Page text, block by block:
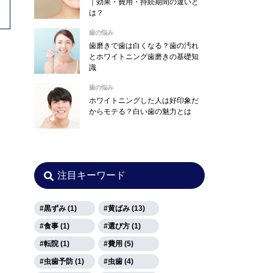
は？
歯の悩み
歯磨きで歯は白くなる？歯の汚れ
とホワイトニング歯磨きの基礎知
識
歯の悩み
ホワイトニングした人は好印象だ
からモテる？白い歯の魅力とは
注目キーワード
黒ずみ (1) 黄ばみ (13)
食事 (1) 選び方 (1)
転院 (1) 費用 (5)
虫歯予防 (1) 虫歯 (4)